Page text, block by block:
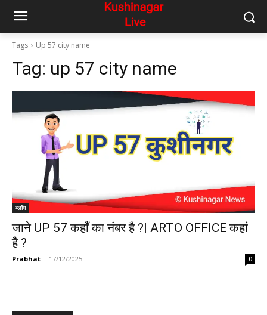
Tags Up 57 city name
Tag: up 57 city name
ब्लॉग
जाने UP 57 कहाँ का नंबर है ?| ARTO OFFICE कहां
है ?
Prabhat - 17/12/2025 0